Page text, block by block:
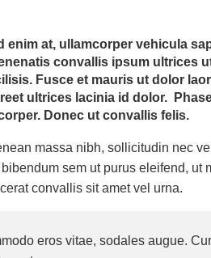
enim at, ullamcorper vehicula
convallis ipsum ultrices
Fusce et mauris ut dolor
ultrices lacinia id dolor.
Donec ut convallis felis.
massa nibh, sollicitudin nec
sem ut purus eleifend, ut
convallis sit amet vel urna.
eros vitae, sodales augue.